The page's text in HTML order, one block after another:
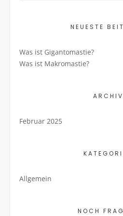
NEUESTE
Was ist Gigantomastie?
Was ist Makromastie?
ARCHIV
Februar 2025
Allgemein
NOCH